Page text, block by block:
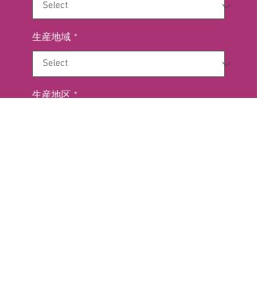
生産地域 *
生産地区 *